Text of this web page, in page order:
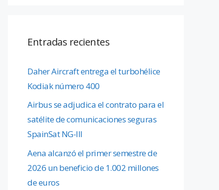
Entradas recientes
Daher Aircraft entrega el turbohélice
Kodiak número 400
Airbus se adjudica el contrato para el
satélite de comunicaciones seguras
SpainSat NG-III
Aena alcanzó el primer semestre de
2026 un beneficio de 1.002 millones
de euros